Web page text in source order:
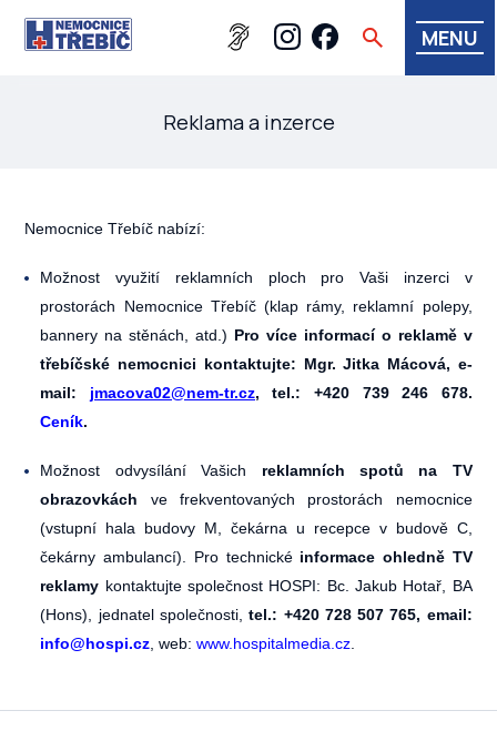
MENU
Reklama a inzerce
Nemocnice Třebíč nabízí:
Možnost využití reklamních ploch pro Vaši inzerci v
prostorách Nemocnice Třebíč (klap rámy, reklamní polepy,
bannery na stěnách, atd.) Pro více informací o reklamě v
třebíčské nemocnici kontaktujte: Mgr. Jitka Mácová, e-
mail: jmacova02@nem-tr.cz, tel.: +420 739 246 678.
Ceník.
Možnost odvysílání Vašich reklamních spotů na TV
obrazovkách ve frekventovaných prostorách nemocnice
(vstupní hala budovy M, čekárna u recepce v budově C,
čekárny ambulancí). Pro technické informace ohledně TV
reklamy kontaktujte společnost HOSPI: Bc. Jakub Hotař, BA
(Hons), jednatel společnosti,tel.: +420 728 507 765, email:
info@hospi.cz , web:www.hospitalmedia.cz